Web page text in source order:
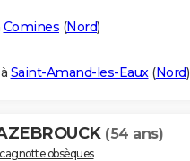
Comines (Nord)
Saint-Amand-les-Eaux (Nord)
(54 ans)
obsèques